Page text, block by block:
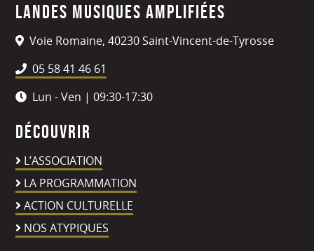
Landes Musiques Amplifiées
Voie Romaine, 40230 Saint-Vincent-de-Tyrosse
05 58 41 46 61
Lun - Ven | 09:30-17:30
Découvrir
L’ASSOCIATION
LA PROGRAMMATION
ACTION CULTURELLE
NOS ATYPIQUES